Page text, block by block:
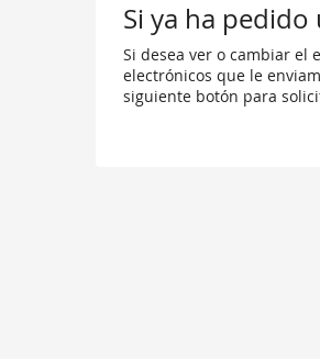
Si ya ha
Si desea ver o cambiar el
electrónicos que le
siguiente botón para